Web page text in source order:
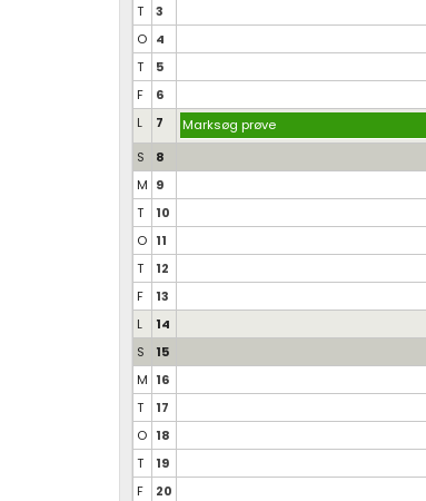
T
3
O 4
T
5
F
6
L
7
Marksøg prøve
S
8
M 9
T
10
O 11
T
12
F
13
L
14
S
15
M 16
T
17
O 18
T
19
F
20